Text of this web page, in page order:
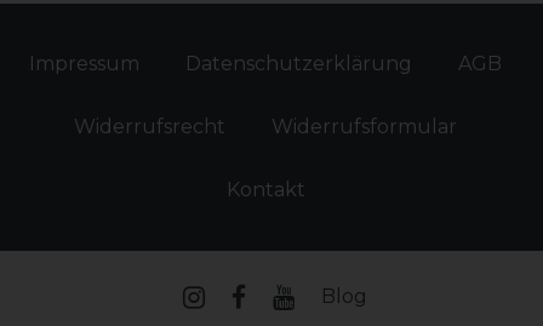
Impressum Daten­schutz­erklärung AGB
Widerrufs­recht Widerrufs­formular
Kontakt
Blog